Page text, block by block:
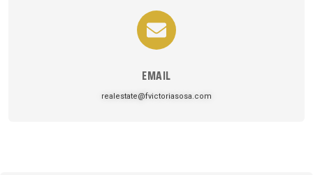
EMAIL
realestate@fvictoriasosa.com